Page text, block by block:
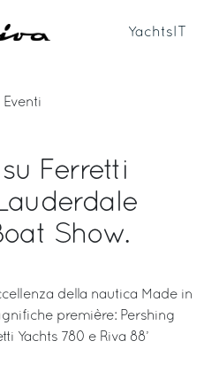
Yachts
Eventi
Ferretti
Show.
della nautica Made in
première: Pershing
Yachts 780 e Riva 88’